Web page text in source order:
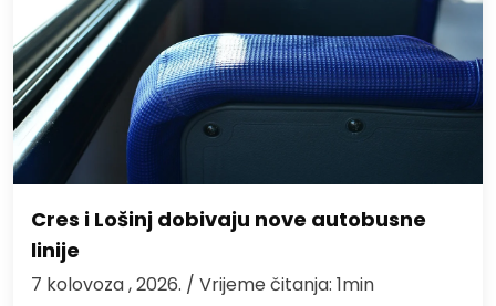
Cres i Lošinj dobivaju nove autobusne
linije
7 kolovoza , 2026. / Vrijeme čitanja: 1min